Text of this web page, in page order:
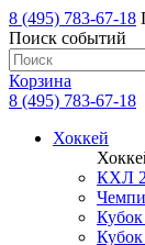
8 (495) 783-67-18
Поиск событий
Корзина
8 (495) 783-67-18
Хоккей
КХЛ